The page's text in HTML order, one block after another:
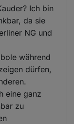
Ich bin
da sie
NG und
während
dürfen,
eine ganz
zu